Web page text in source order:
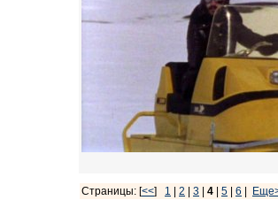
Страницы: [<<] 1 2 3 4 5 6